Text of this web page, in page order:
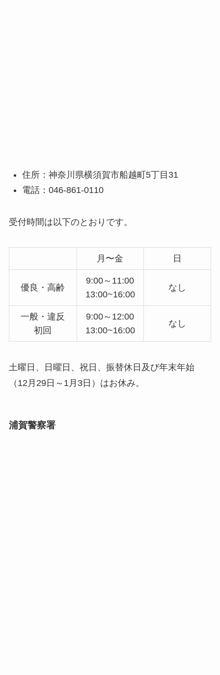
住所：神奈川県横須賀市船越町5丁目31
電話：046-861-0110
受付時間は以下のとおりです。
月〜金 日
優良・高齢
9:00～11:00
13:00~16:00
なし
一般・違反
初回
9:00～12:00
13:00~16:00
なし
土曜日、日曜日、祝日、振替休日及び年末年始
（12月29日～1月3日）はお休み。
浦賀警察署